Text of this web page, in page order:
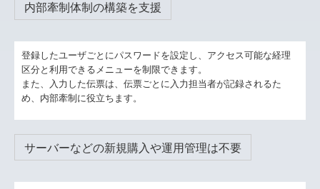
内部牽制体制の構築を支援
登録したユーザごとにパスワードを設定し、アクセス可能な経理
区分と利用できるメニューを制限できます。
また、入力した伝票は、伝票ごとに入力担当者が記録されるた
め、内部牽制に役立ちます。
サーバーなどの新規購入や運用管理は不要